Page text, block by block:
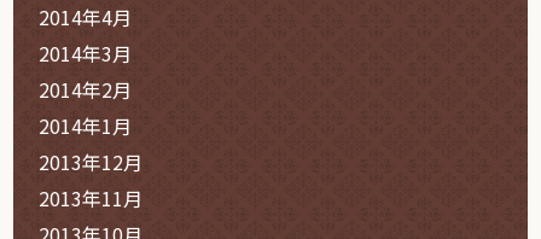
2014年4月
2014年3月
2014年2月
2014年1月
2013年12月
2013年11月